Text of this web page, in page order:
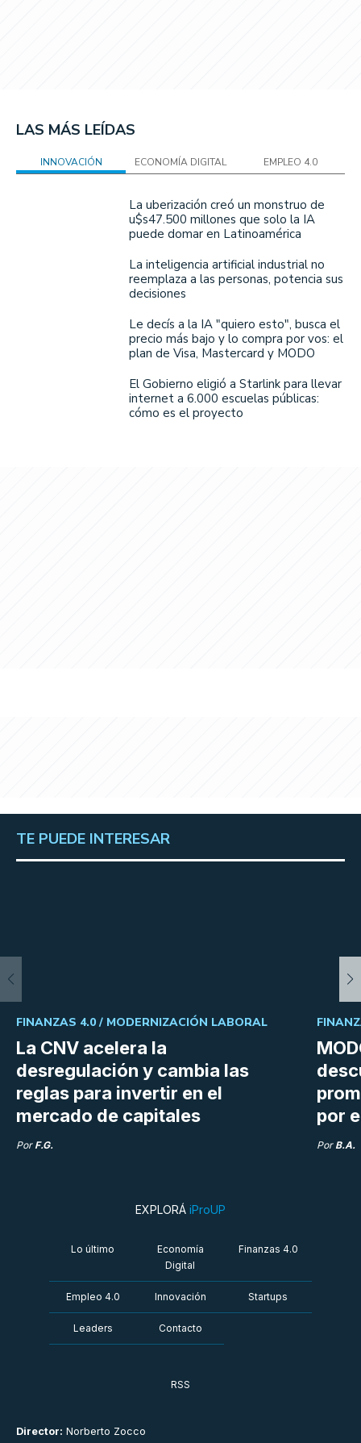
LAS MÁS LEÍDAS
INNOVACIÓN ECONOMÍA DIGITAL EMPLEO 4.0
La uberización creó un monstruo de
u$s47.500 millones que solo la IA
puede domar en Latinoamérica
La inteligencia artificial industrial no
reemplaza a las personas, potencia sus
decisiones
Le decís a la IA "quiero esto", busca el
precio más bajo y lo compra por vos: el
plan de Visa, Mastercard y MODO
El Gobierno eligió a Starlink para llevar
internet a 6.000 escuelas públicas:
cómo es el proyecto
TE PUEDE INTERESAR
La CNV acelera la
desregulación y cambia las
reglas para invertir en el
mercado de capitales
FINANZAS 4.0 / MODERNIZACIÓN LABORAL
Por F.G.
por
Por B.A.
Director: Norberto Zocco
EXPLORÁ iProUP
Lo último
Economía
Digital
Finanzas 4.0
Empleo 4.0 Innovación Startups
Leaders Contacto
RSS